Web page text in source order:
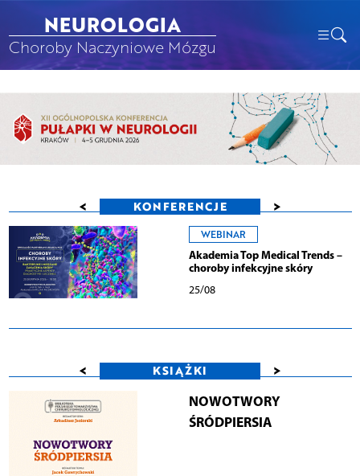
NEUROLOGIA
Choroby Naczyniowe Mózgu
< KONFERENCJE >
WEBINAR
Akademia Top Medical Trends –
choroby infekcyjne skóry
25/08
< KSIĄŻKI >
NOWOTWORY
ŚRÓDPIERSIA